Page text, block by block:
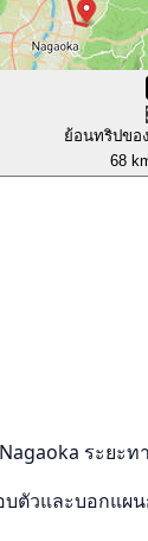
ย้อนทริปขอ
68
ระย
บตัวและบอกแผ